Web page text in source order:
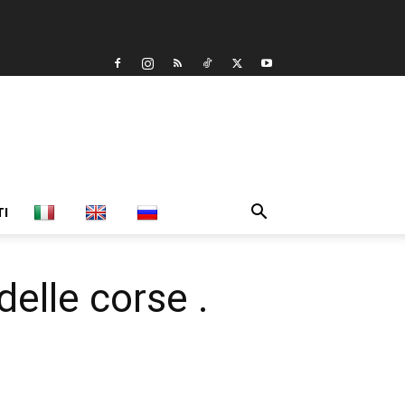
corse .